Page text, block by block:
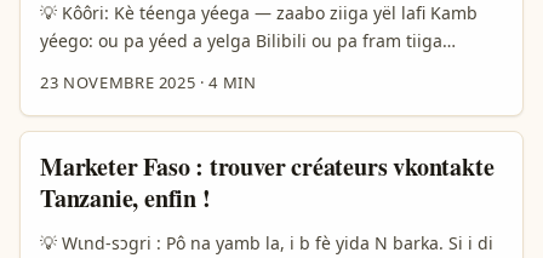
💡 Kôôri: Kè téenga yéega — zaabo ziiga yël lafi Kamb
yéego: ou pa yéed a yelga Bilibili ou pa fram tiiga
zongda be fó young gens mah yamb la Chine, yélé
«bullet chatting» yôogo, ka diiga émotionnel dans vidéo
(source: Bilibili profile). Si ou veux fé vidéo réaction su
chanson tanzanienne, fô n doogo parce que marques
tanzaniennes cherchent visibilité transfrontalière, mais
kontak commencé yaa toujours difficile. ...
23 NOVEMBRE 2025 ·4 MIN
Marketer Faso : trouver créateurs vkontakte
Tanzanie, enfin !
💡 Wɩnd-sɔgri : Pô na yamb la, i b fè yida N barka. Si i di